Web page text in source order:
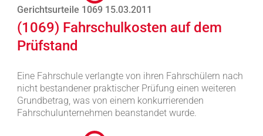
Gerichtsurteile 1069 15.03.2011
(1069) Fahrschulkosten auf dem
Prüfstand
Eine Fahrschule verlangte von ihren Fahrschülern nach
nicht bestandener praktischer Prüfung einen weiteren
Grundbetrag, was von einem konkurrierenden
Fahrschulunternehmen beanstandet wurde.